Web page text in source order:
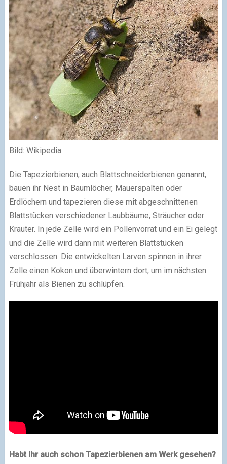
Bild: Wikipedia
Die Tapezierbienen, auch Blattschneiderbienen genannt,
bauen ihr Nest in Baumlöcher, Mauerspalten oder
Erdlöchern und tapezieren diese mit abgeschnittenen
Blattstücken verschiedener Laubbäume, Sträucher oder
Kräuter. In jede Zelle wird ein Pollenvorrat und ein Ei gelegt
und die Zelle wird dann mit weiteren Blattstücken
verschlossen. Die entwickelten Larven spinnen in ihrer
Zelle einen Kokon und überwintern dort, um im nächsten
Frühjahr als Bienen zu schlüpfen.
Habt Ihr auch schon Tapezierbienen am Werk gesehen?